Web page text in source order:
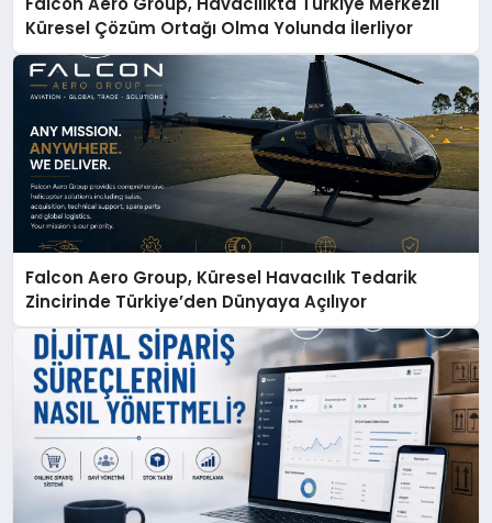
Küresel Çözüm Ortağı Olma Yolunda İlerliyor
Falcon Aero Group, Küresel Havacılık Tedarik
Zincirinde Türkiye’den Dünyaya Açılıyor